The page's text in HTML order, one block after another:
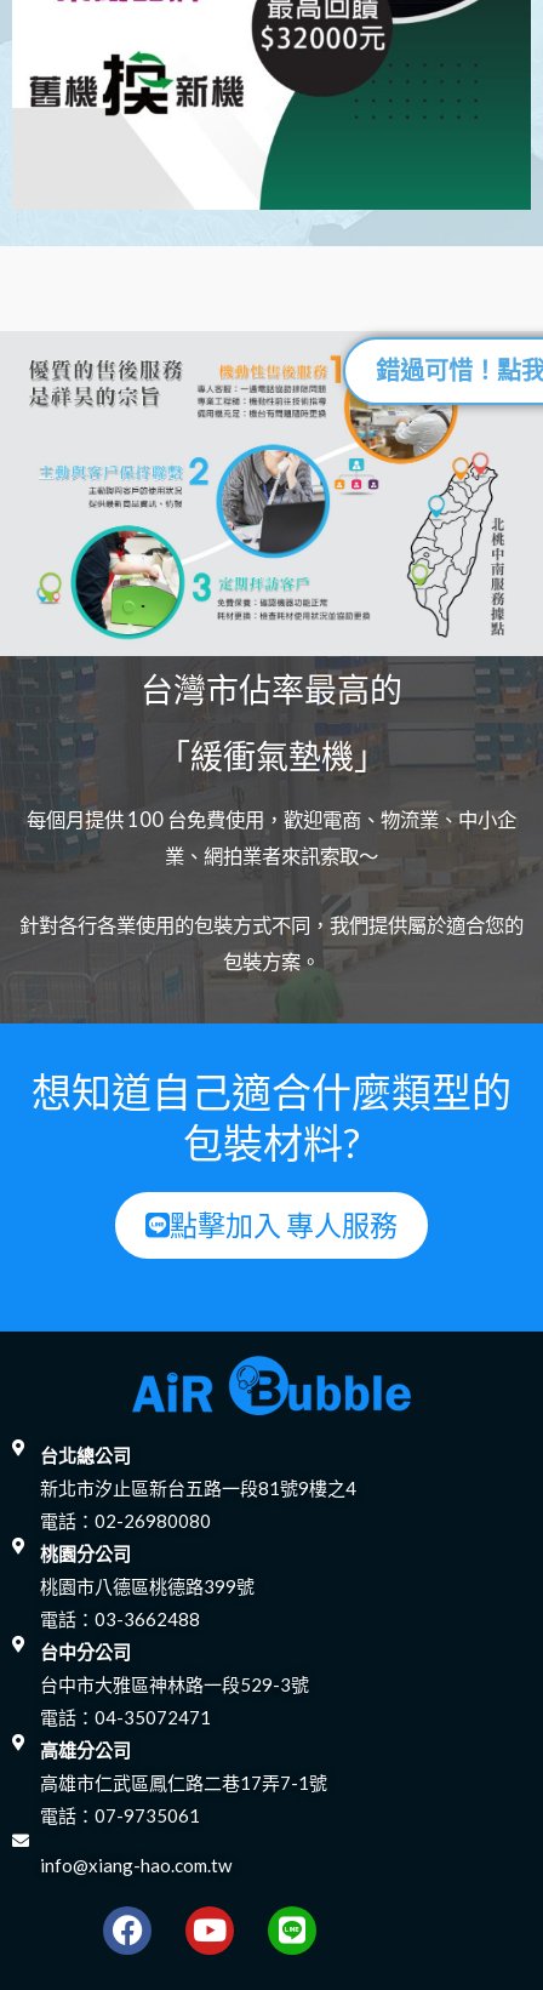
錯過可惜！點
台灣市佔率最高的
「緩衝氣墊機」
每個月提供 100 台免費使用，歡迎電商、物流業、中小企
業、網拍業者來訊索取～
針對各行各業使用的包裝方式不同，我們提供屬於適合您的
包裝方案。
想知道自己適合什麼類型的
包裝材料?
點擊加入 專人服務
台北總公司
新北市汐止區新台五路一段81號9樓之4
電話： 02-26980080
桃園分公司
桃園市八德區桃德路399號
電話： 03-3662488
台中分公司
台中市大雅區神林路一段529-3號
電話： 04-35072471
高雄分公司
高雄市仁武區鳳仁路二巷17弄7-1號
電話： 07-9735061
info@xiang-hao.com.tw
F
a
Y
o
L
i